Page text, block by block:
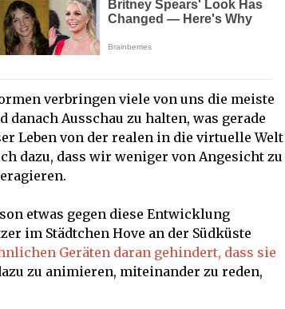
verbringen viele von uns die meiste
Ausschau zu halten, was gerade
Leben von der realen in die virtuelle Welt
dazu, dass wir weniger von Angesicht zu
etwas gegen diese Entwicklung
im Städtchen Hove an der Südküste
Geräten daran gehindert, dass sie
zu animieren, miteinander zu reden,